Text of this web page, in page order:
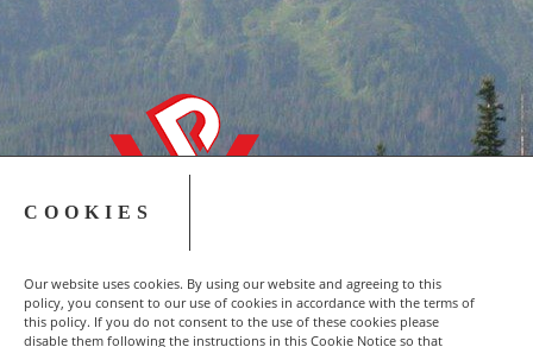
COOKIES
Our website uses cookies. By using our website and agreeing to this
policy, you consent to our use of cookies in accordance with the terms of
this policy. If you do not consent to the use of these cookies please
disable them following the instructions in this Cookie Notice so that